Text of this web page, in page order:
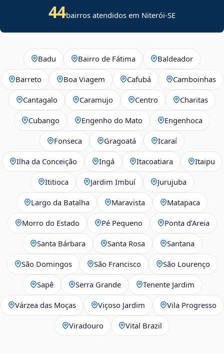
44bairros atendidos em Niterói-SE
Badu Bairro de Fátima Baldeador
Barreto Boa Viagem Cafubá Camboinhas
Cantagalo Caramujo Centro Charitas
Cubango Engenho do Mato Engenhoca
Fonseca Gragoatá Icaraí
Ilha da Conceição Ingá Itacoatiara Itaipu
Ititioca Jardim Imbuí Jurujuba
Largo da Batalha Maravista Matapaca
Morro do Estado Pé Pequeno Ponta d’Areia
Santa Bárbara Santa Rosa Santana
São Domingos São Francisco São Lourenço
Sapê Serra Grande Tenente Jardim
Várzea das Moças Viçoso Jardim Vila Progresso
Viradouro Vital Brazil